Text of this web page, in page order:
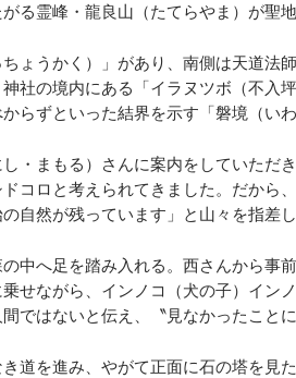
る霊峰・龍良山（たてらやま）が聖地
ょうかく）」があり、南側は天道法
社の境内にある「イラヌツボ（不入
らずといった結界を示す「磐境（いわ
・まもる）さんに案内をしていただ
コロと考えられてきました。だから
自然が残っています」と山々を指差
中へ足を踏み入れる。西さんから事
せながら、インノコ（犬の子）イン
ではないと伝え、〝見なかったこと
道を進み、やがて正面に石の塔を見